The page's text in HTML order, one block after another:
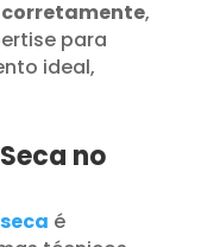
,
para
ideal,
no
é